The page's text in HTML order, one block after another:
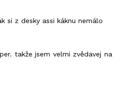
si z desky assi káknu nemálo
takže jsem velmi zvědavej na